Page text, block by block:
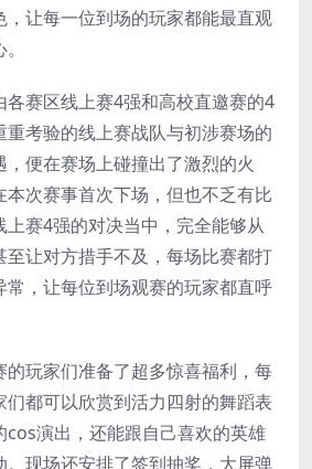
，让每一位到场的玩家都能最直观
各赛区线上赛4强和高校直邀赛的4
考验的线上赛战队与初涉赛场的
便在赛场上碰撞出了激烈的火
次赛事首次下场，但也不乏有比
赛4强的对决当中，完全能够从
至让对方措手不及，每场比赛都打
常，让每位到场观赛的玩家都直呼
的玩家们准备了超多惊喜福利，每
都可以欣赏到活力四射的舞蹈表
cos演出，还能跟自己喜欢的英雄
。现场还安排了签到抽奖，大屏弹